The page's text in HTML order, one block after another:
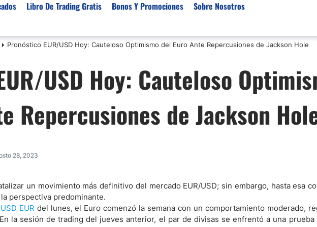
Brokers Regulados
Brokers Para Scalping
Brokers de Trading Automático
Lista de Mejores Prop
Empresas de Fondeo en
Empresas de Fondeo de
USD/COP
Todas las Divisas
Plata (XAG/USD)
Todas las Materias Primas
Análisis Forex
Señales Forex Gratis
El Oro va a Subir o Bajar
Tendencia Euro
Libro De Trading Gratis Bonos Y Promociones Sobre Nosotros
Pronóstico EUR/USD Hoy: Cauteloso Optimismo del Euro Ante Repercusiones de Jackson Hole
USD Hoy: Cauteloso
Repercusiones de Jackson
28, 2023
un movimiento más definitivo del mercado EUR/USD; sin embargo, hasta esa
perspectiva predominante.
USD EUR del lunes, el Euro comenzó la semana con un comportamiento moderado,
la sesión de trading del jueves anterior, el par de divisas se enfrentó a una